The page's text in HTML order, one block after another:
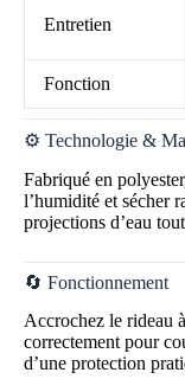
Entretien
Fonction
⚙️ Technologie &
Fabriqué en
l’humidité et sécher
projections d’eau
🔄 Fonctionnement
Accrochez le rideau
correctement pour
d’une protection